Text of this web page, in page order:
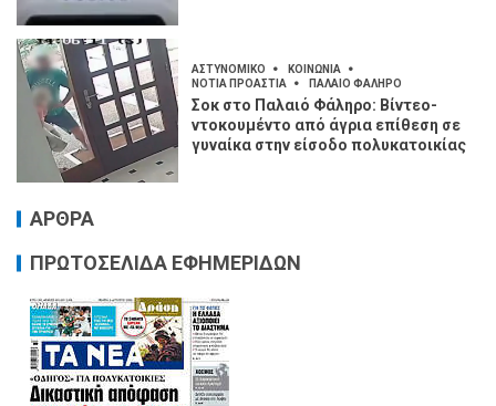
ΑΣΤΥΝΟΜΙΚΟ
ΚΟΙΝΩΝΙΑ
ΝΟΤΙΑ ΠΡΟΑΣΤΙΑ
ΠΑΛΑΙΟ ΦΑΛΗΡΟ
Σοκ στο Παλαιό Φάληρο: Βίντεο-
ντοκουμέντο από άγρια επίθεση σε
γυναίκα στην είσοδο πολυκατοικίας
ΑΡΘΡΑ
ΠΡΩΤΟΣΕΛΙΔΑ ΕΦΗΜΕΡΙΔΩΝ